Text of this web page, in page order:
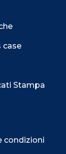
case
Stampa
condizioni